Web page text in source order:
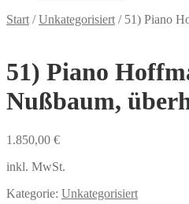
Start /Unkategorisiert / 51) Piano
51) Piano
Nußbaum,
1.850,00 €
inkl. MwSt.
Kategorie: Unkategorisiert